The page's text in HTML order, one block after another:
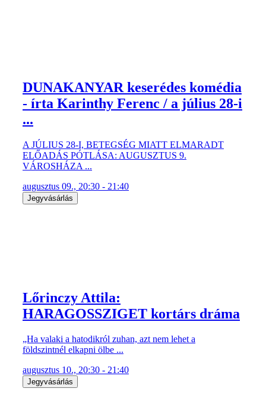
DUNAKANYAR keserédes komédia
- írta Karinthy Ferenc / a július 28-i
...
A JÚLIUS 28-I, BETEGSÉG MIATT ELMARADT
ELŐADÁS PÓTLÁSA: AUGUSZTUS 9.
VÁROSHÁZA ...
augusztus 09., 20:30 - 21:40
Jegyvásárlás
Lőrinczy Attila:
HARAGOSSZIGET kortárs dráma
„Ha valaki a hatodikról zuhan, azt nem lehet a
földszintnél elkapni ölbe ...
augusztus 10., 20:30 - 21:40
Jegyvásárlás